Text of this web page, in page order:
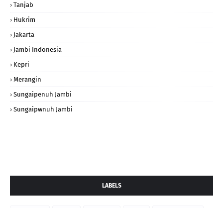
Tanjab
Hukrim
Jakarta
Jambi Indonesia
Kepri
Merangin
Sungaipenuh Jambi
Sungaipwnuh Jambi
LABELS